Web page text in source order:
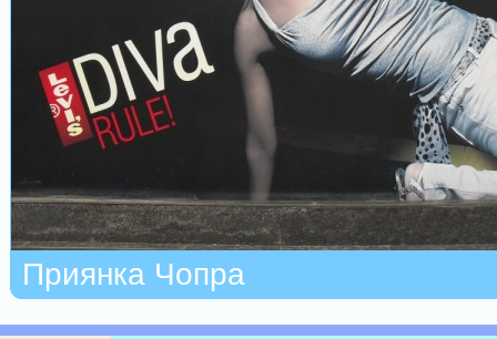
Приянка Чопра